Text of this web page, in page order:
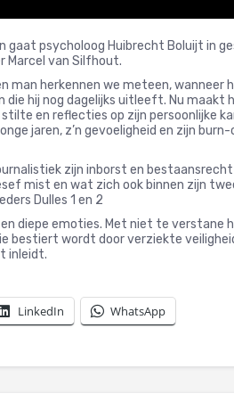
gaat psycholoog Huibrecht Boluijt in
Marcel van Silfhout.
man herkennen we meteen, wanneer
hij nog dagelijks uitleeft. Nu maakt
en reflecties op zijn persoonlijke
jaren, z’n gevoeligheid en zijn
zijn inborst en
mist en wat zich ook binnen zijn
Dulles 1 en 2
diepe emoties. Met niet te verstane
bestiert wordt door verziekte
inleidt.
LinkedIn WhatsApp